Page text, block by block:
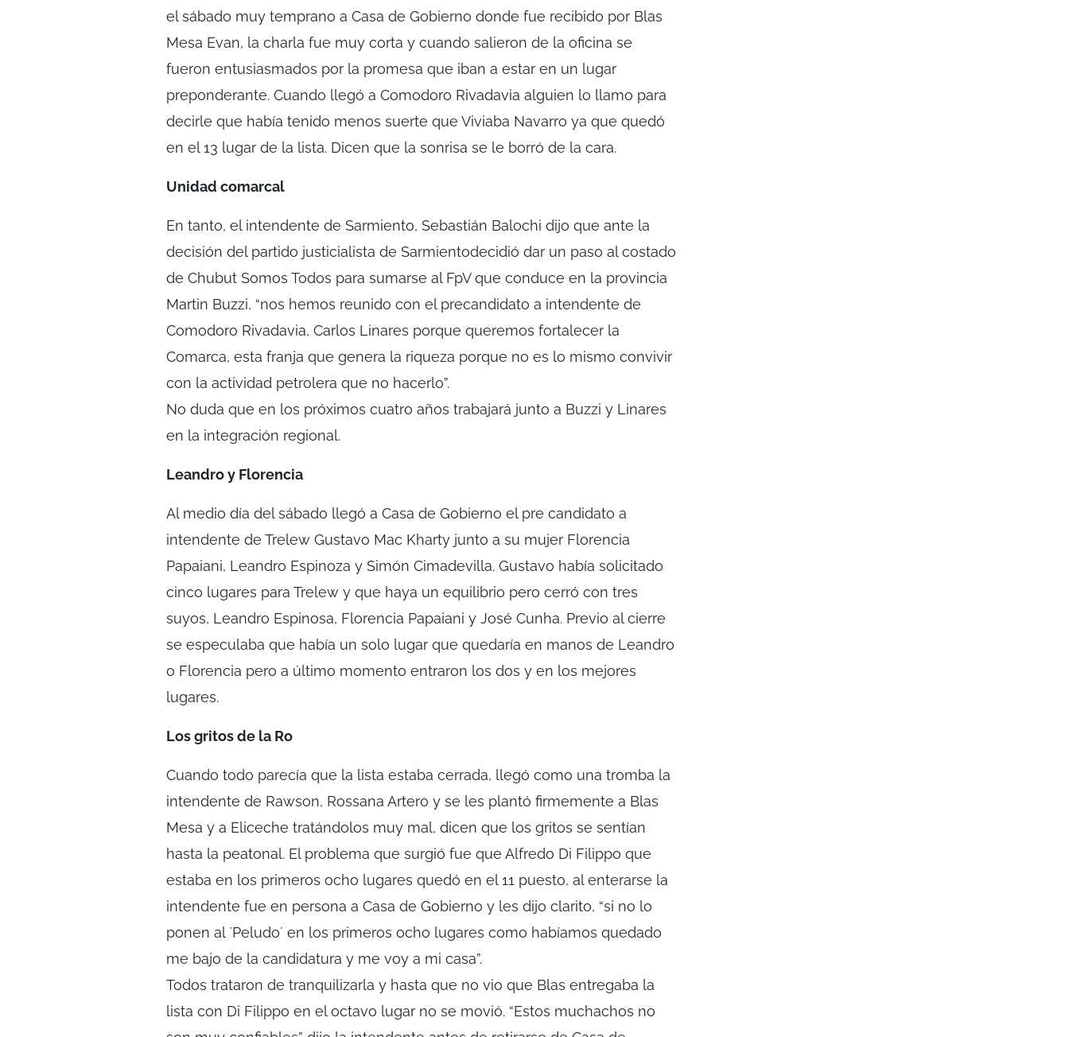
el sábado muy temprano a Casa de Gobierno donde fue recibido por Blas
Mesa Evan, la charla fue muy corta y cuando salieron de la oficina se
fueron entusiasmados por la promesa que iban a estar en un lugar
preponderante. Cuando llegó a Comodoro Rivadavia alguien lo llamo para
decirle que había tenido menos suerte que Viviaba Navarro ya que quedó
en el 13 lugar de la lista. Dicen que la sonrisa se le borró de la cara.
Unidad comarcal
En tanto, el intendente de Sarmiento, Sebastián Balochi dijo que ante la
decisión del partido justicialista de Sarmientodecidió dar un paso al costado
de Chubut Somos Todos para sumarse al FpV que conduce en la provincia
Martin Buzzi, “nos hemos reunido con el precandidato a intendente de
Comodoro Rivadavia, Carlos Linares porque queremos fortalecer la
Comarca, esta franja que genera la riqueza porque no es lo mismo convivir
con la actividad petrolera que no hacerlo”.
No duda que en los próximos cuatro años trabajará junto a Buzzi y Linares
en la integración regional.
Leandro y Florencia
Al medio día del sábado llegó a Casa de Gobierno el pre candidato a
intendente de Trelew Gustavo Mac Kharty junto a su mujer Florencia
Papaiani, Leandro Espinoza y Simón Cimadevilla. Gustavo había solicitado
cinco lugares para Trelew y que haya un equilibrio pero cerró con tres
suyos, Leandro Espinosa, Florencia Papaiani y José Cunha. Previo al cierre
se especulaba que había un solo lugar que quedaría en manos de Leandro
o Florencia pero a último momento entraron los dos y en los mejores
lugares.
Los gritos de la Ro
Cuando todo parecía que la lista estaba cerrada, llegó como una tromba la
intendente de Rawson, Rossana Artero y se les plantó firmemente a Blas
Mesa y a Eliceche tratándolos muy mal, dicen que los gritos se sentían
hasta la peatonal. El problema que surgió fue que Alfredo Di Filippo que
estaba en los primeros ocho lugares quedó en el 11 puesto, al enterarse la
intendente fue en persona a Casa de Gobierno y les dijo clarito, “si no lo
ponen al `Peludo´ en los primeros ocho lugares como habíamos quedado
me bajo de la candidatura y me voy a mi casa”.
Todos trataron de tranquilizarla y hasta que no vio que Blas entregaba la
lista con Di Filippo en el octavo lugar no se movió. “Estos muchachos no